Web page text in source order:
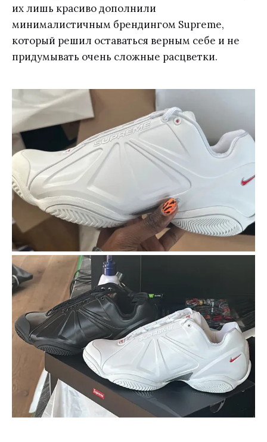
их лишь красиво дополнили
минималистичным брендингом Supreme,
который решил оставаться верным себе и не
придумывать очень сложные расцветки.